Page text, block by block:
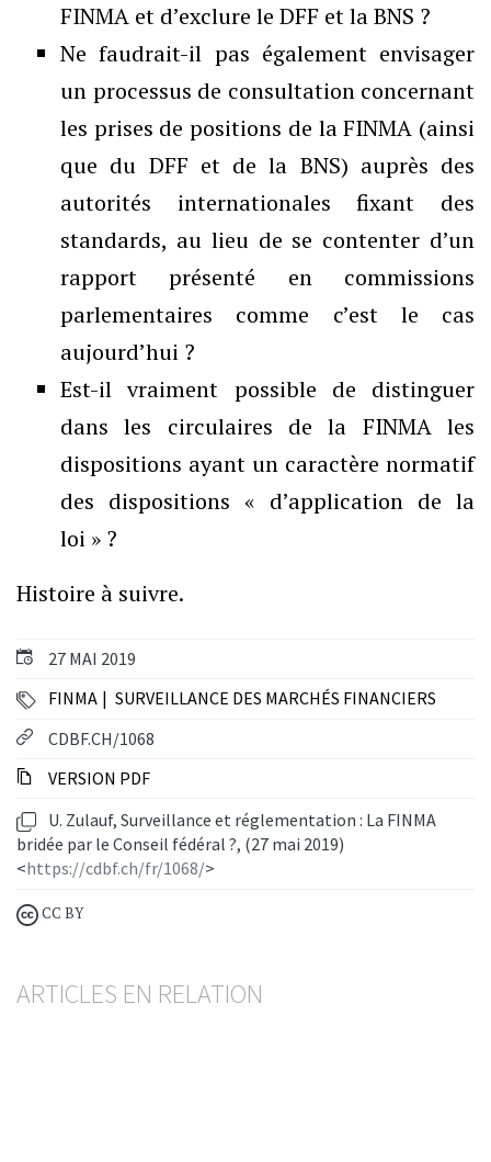
27 MAI 2019
FINMA
SURVEILLANCE DES MARCHÉS FINANCIERS
CDBF.CH/1068
VERSION PDF
U. Zulauf, Surveillance et réglementation : La FINMA
bridée par le Conseil fédéral ?, (27 mai 2019)
<https://cdbf.ch/fr/1068/>
CC BY
ARTICLES EN RELATION
FINMA et d’exclure le DFF et la BNS ?
Ne faudrait-il pas également envisager
un processus de consultation concernant
les prises de positions de la FINMA (ainsi
que du DFF et de la BNS) auprès des
autorités internationales fixant des
standards, au lieu de se contenter d’un
rapport présenté en commissions
parlementaires comme c’est le cas
aujourd’hui ?
Est-il vraiment possible de distinguer
dans les circulaires de la FINMA les
dispositions ayant un caractère normatif
des dispositions « d’application de la
loi » ?
Histoire à suivre.